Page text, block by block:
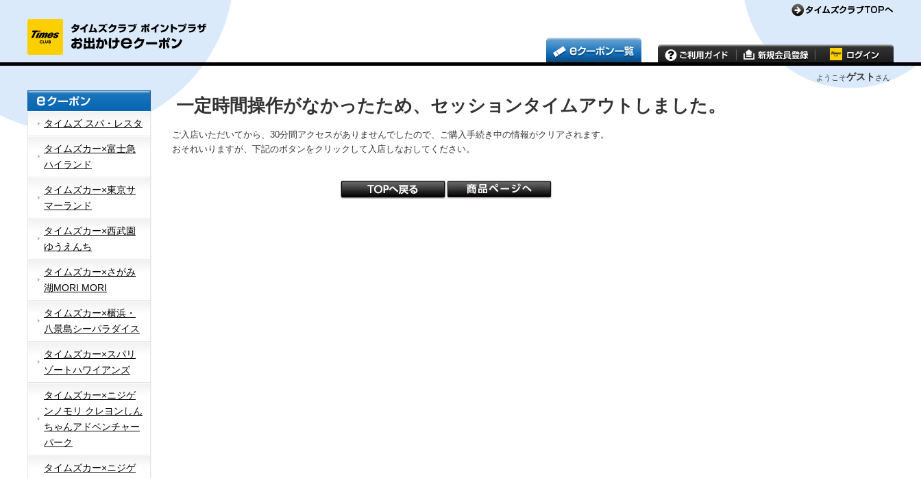
ようこそゲスト さん
タイムズ スパ・レスタ
タイムズカー×富士急
ハイランド
タイムズカー×東京サ
マーランド
タイムズカー×西武園
ゆうえんち
タイムズカー×さがみ
湖MORI MORI
タイムズカー×横浜・
八景島シーパラダイス
タイムズカー×スパリ
ゾートハワイアンズ
タイムズカー×ニジゲ
ンノモリ クレヨンしん
ちゃんアドベンチャー
パーク
タイムズカー×ニジゲ
一定時間操作がなかったため、セッションタイムアウトしました。
ご入店いただいてから、30分間アクセスがありませんでしたので、ご購入手続き中の情報がクリアされます。
おそれいりますが、下記のボタンをクリックして入店しなおしてください。